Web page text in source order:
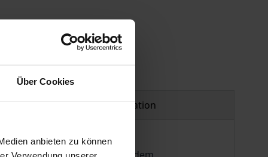
Über Cookies
anbieten zu können
Product safety information